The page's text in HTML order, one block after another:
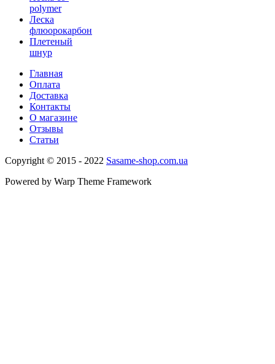
polymer
Леска
флюорокарбон
Плетеный
шнур
Главная
Оплата
Доставка
Контакты
О магазине
Отзывы
Статьи
Copyright © 2015 - 2022 Sasame-shop.com.ua
Powered by Warp Theme Framework